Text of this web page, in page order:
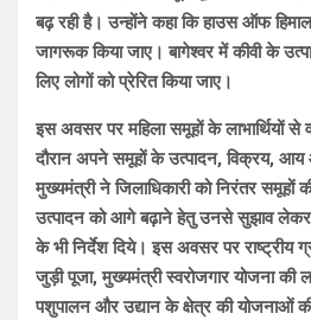
बढ़ रही है। उन्होंने कहा कि हाउस ऑफ
जागरूक किया जाए। बागेश्वर में कीवी के
लिए लोगों को प्रेरित किया जाए।
इस अवसर पर महिला समूहों के लाभार्थियों
दौरान अपने समूहों के उत्पादन, विक्रय, आय
मुख्यमंत्री ने जिलाधिकारी को निरंतर समूहों
उत्पादन को आगे बढ़ाने हेतु उनसे सुझाव
के भी निर्देश दिये। इस अवसर पर राष्ट्रीय
जुड़ी पूजा, मुख्यमंत्री स्वरोजगार योजना की
पशुपालन और उद्यान के क्षेत्र की योजनाओं की